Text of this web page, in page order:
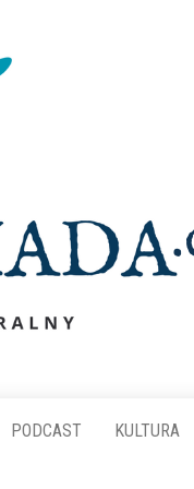
PODCAST KULTURA